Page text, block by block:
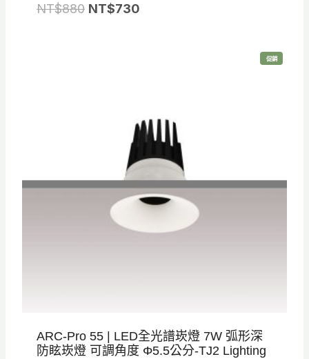
NT$880 原
8
NT$730目
T
$
7
3
0
促銷特
價
ARC-Pro 55 | LED全光譜崁燈 7W 弧形深
防眩崁燈 可調角度 Φ5.5公分-TJ2 Lighting